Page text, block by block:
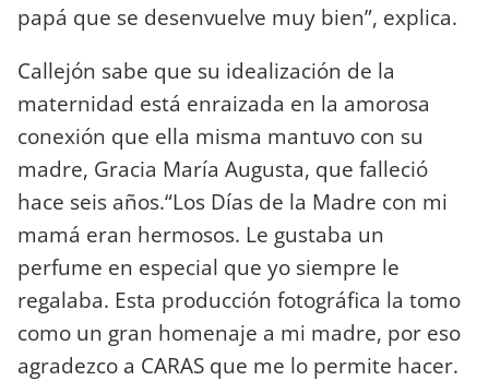
papá que se desenvuelve muy bien”, explica.
Callejón sabe que su idealización de la
maternidad está enraizada en la amorosa
conexión que ella misma mantuvo con su
madre, Gracia María Augusta, que falleció
hace seis años.“Los Días de la Madre con mi
mamá eran hermosos. Le gustaba un
perfume en especial que yo siempre le
regalaba. Esta producción fotográfica la tomo
como un gran homenaje a mi madre, por eso
agradezco a CARAS que me lo permite hacer.